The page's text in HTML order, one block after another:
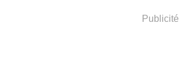
Publicité